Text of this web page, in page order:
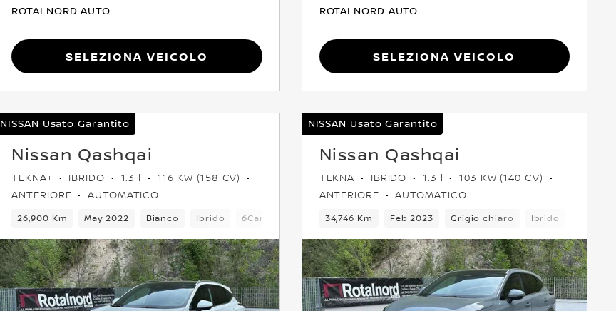
ROTALNORD AUTO
Seleziona Veicolo
ROTALNORD AUTO
Seleziona Veicolo
5 Posti Crossover Anteriore Euro 6
NISSAN Usato Garantito
Nissan Qashqai
TEKNA+ IBRIDO 1.3 l
116 KW (158 CV)
ANTERIORE
AUTOMATICO
26,900 Km May 2022 Bianco Ibrido 6Cambio 5 Posti Crossover Anteriore Euro 6
NISSAN Usato Garantito
Nissan Qashqai
TEKNA IBRIDO 1.3 l
103 KW (140 CV)
ANTERIORE
AUTOMATICO
34,746 Km Feb 2023 Grigio chiaro Ibrido